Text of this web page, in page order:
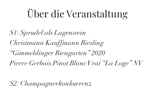
Über die Veranstaltung
S1: Sprudel als Lagenwein
Christmann Kauffmann Riesling
“Gimmeldinger Biengarten” 2020
Pierre Gerbais Pinot Blanc Vrai “La Loge” NV
S2: Champagnerkonkurrenz